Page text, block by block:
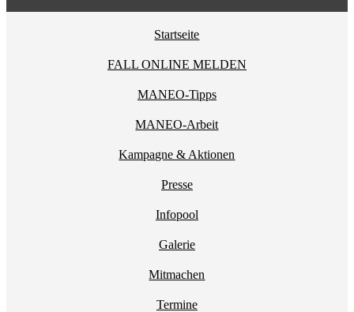
Startseite
FALL ONLINE MELDEN
MANEO-Tipps
MANEO-Arbeit
Kampagne & Aktionen
Presse
Infopool
Galerie
Mitmachen
Termine